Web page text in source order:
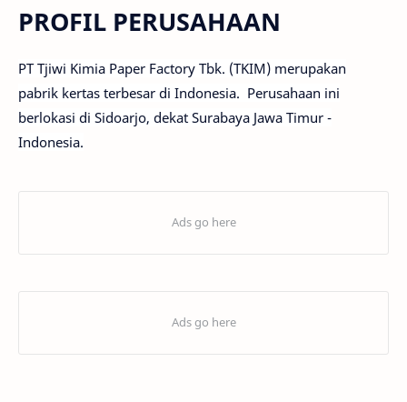
PROFIL PERUSAHAAN
PT Tjiwi Kimia Paper Factory Tbk. (TKIM) merupakan
pabrik kertas terbesar di Indonesia. Perusahaan ini
berlokasi di Sidoarjo, dekat Surabaya Jawa Timur -
Indonesia.